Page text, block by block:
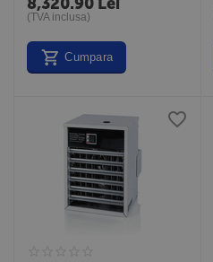
(TVA inclusa)
Cumpara